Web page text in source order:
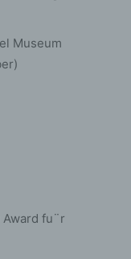
Museum
fu¨r